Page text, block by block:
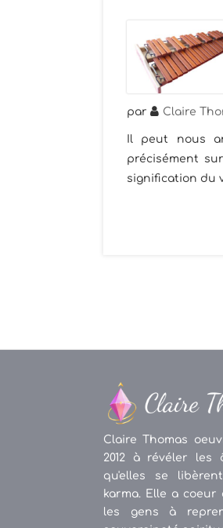
par Claire
Il peut nous
précisément
signification du
Claire Thomas
2012 à révéler les
qu'elles se
karma. Elle a coeur
les gens à